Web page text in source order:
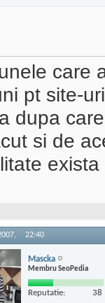
care
pt site-
dupa
si de
22:40
Mascka
Membru SeoPedia
Reputatie: 38